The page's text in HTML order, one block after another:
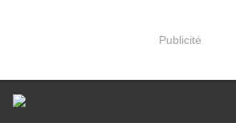
Publicité